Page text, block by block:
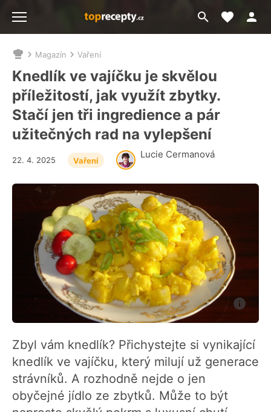
Přejít
na
Moje
Nacházíte
se
zde:
Magazín Vaření
Knedlík ve vajíčku je skvělou
příležitostí, jak využít zbytky.
Stačí jen tři ingredience a pár
užitečných rad na vylepšení
Lucie Cermanová
22. 4. 2025 Vaření
Zbyl vám knedlík? Přichystejte si vynikající
knedlík ve vajíčku, který milují už generace
strávníků. A rozhodně nejde o jen
obyčejné jídlo ze zbytků. Může to být